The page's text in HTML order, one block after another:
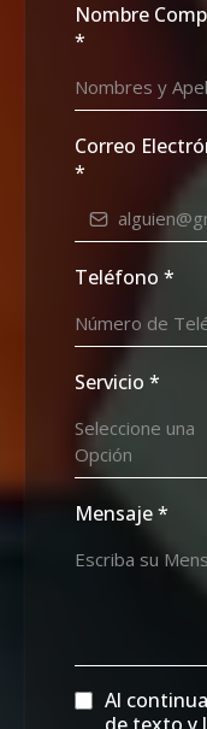
Nombre
*
Correo
*
Teléfono *
Servicio *
Seleccione una
Opción
Mensaje*
Al